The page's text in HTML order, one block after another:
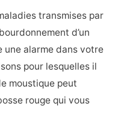
transmises par
d’un
une alarme dans votre
pour lesquelles il
moustique peut
rouge qui vous